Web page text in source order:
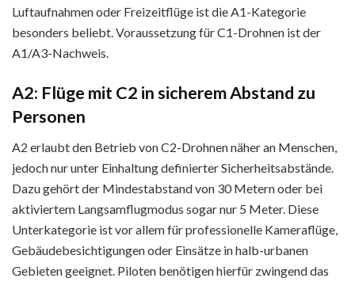
Luftaufnahmen oder Freizeitflüge ist die A1-Kategorie
besonders beliebt. Voraussetzung für C1-Drohnen ist der
A1/A3-Nachweis.
A2: Flüge mit C2 in sicherem Abstand zu
Personen
A2 erlaubt den Betrieb von C2-Drohnen näher an Menschen,
jedoch nur unter Einhaltung definierter Sicherheitsabstände.
Dazu gehört der Mindestabstand von 30 Metern oder bei
aktiviertem Langsamflugmodus sogar nur 5 Meter. Diese
Unterkategorie ist vor allem für professionelle Kameraflüge,
Gebäudebesichtigungen oder Einsätze in halb-urbanen
Gebieten geeignet. Piloten benötigen hierfür zwingend das